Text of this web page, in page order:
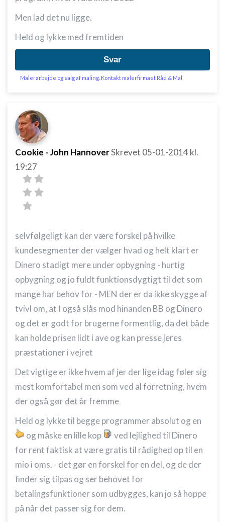
Men lad det nu ligge.
Held og lykke med fremtiden
Svar
Malerarbejde og salg af maling. Kontakt malerfirmaet Råd & Mal
Cookie - John HannoverSkrevet 05-01-2014kl.
19:27
selvfølgeligt kan der være forskel på hvilke
kundesegmenter der vælger hvad og helt klart er
Dinero stadigt mere under opbygning - hurtig
opbygning og jo fuldt funktionsdygtigt til det som
mange har behov for - MEN der er da ikke skygge af
tvivl om, at I også slås mod hinanden BB og Dinero
og det er godt for brugerne formentlig, da det både
kan holde prisen lidt i ave og kan presse jeres
præstationer i vejret
Det vigtige er ikke hvem af jer der lige idag føler sig
mest komfortabel men som ved al forretning, hvem
der også gør det år fremme
Held og lykke til begge programmer absolut og en
og måske en lille kop
ved lejlighed til Dinero
for rent faktisk at være gratis til rådighed op til en
mio i oms. - det gør en forskel for en del, og de der
finder sig tilpas og ser behovet for
betalingsfunktioner som udbygges, kan jo så hoppe
på når det passer sig for dem.